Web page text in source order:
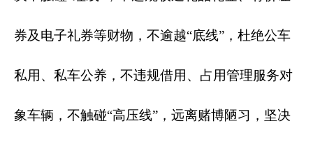
券及电子礼券等财物，不逾越“底线”，杜绝公车
私用、私车公养，不违规借用、占用管理服务对
象车辆，不触碰“高压线”，远离赌博陋习，坚决